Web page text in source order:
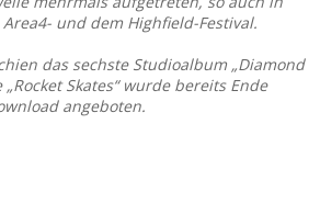
und dem Highfield-Festival.
das sechste Studioalbum „Diamond
„Rocket Skates“ wurde bereits Ende
angeboten.